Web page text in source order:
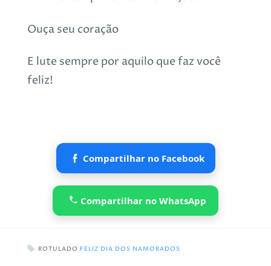
Ouça seu coração
E lute sempre por aquilo que faz você
feliz!
Compartilhar no Facebook
Compartilhar no WhatsApp
ROTULADO FELIZ DIA DOS NAMORADOS